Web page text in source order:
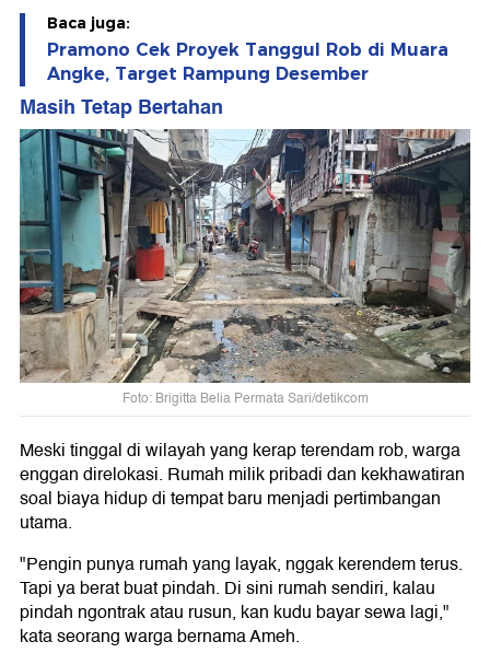
Baca juga:
Pramono Cek Proyek Tanggul Rob di Muara
Angke, Target Rampung Desember
Masih Tetap Bertahan
Foto: Brigitta Belia Permata Sari/detikcom
Meski tinggal di wilayah yang kerap terendam rob, warga
enggan direlokasi. Rumah milik pribadi dan kekhawatiran
soal biaya hidup di tempat baru menjadi pertimbangan
utama.
"Pengin punya rumah yang layak, nggak kerendem terus.
Tapi ya berat buat pindah. Di sini rumah sendiri, kalau
pindah ngontrak atau rusun, kan kudu bayar sewa lagi,"
kata seorang warga bernama Ameh.